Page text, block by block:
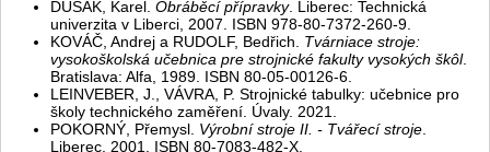
DUŠÁK, Karel. Obráběcí přípravky. Liberec: Technická
univerzita v Liberci, 2007. ISBN 978-80-7372-260-9.
KOVÁČ, Andrej a RUDOLF, Bedřich. Tvárniace stroje:
vysokoškolská učebnica pre strojnické fakulty vysokých škôl.
Bratislava: Alfa, 1989. ISBN 80-05-00126-6.
LEINVEBER, J., VÁVRA, P. Strojnické tabulky: učebnice pro
školy technického zaměření. Úvaly. 2021.
POKORNÝ, Přemysl. Výrobní stroje II. - Tvářecí stroje.
Liberec, 2001. ISBN 80-7083-482-X.